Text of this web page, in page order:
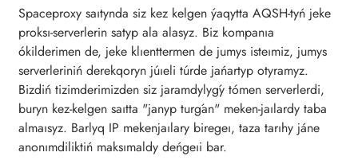
Spaceproxy saıtynda siz kez kelgen ýaqytta AQSH-tyń jeke
proksı-serverlerin satyp ala alasyz. Biz kompanıa
ókilderimen de, jeke klıenttermen de jumys isteımiz, jumys
serverleriniń derekqoryn júıeli túrde jańartyp otyramyz.
Bizdiń tizimderimizden siz jaramdylyǵy tómen serverlerdi,
buryn kez-kelgen saıtta "janyp turǵan" meken-jaılardy taba
almaısyz. Barlyq IP mekenjaılary biregeı, taza tarıhy jáne
anonımdiliktiń maksımaldy deńgeıi bar.